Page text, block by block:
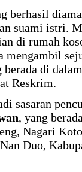
berhasil
suami istri.
di rumah
mengambil
berada di
Reskrim.
sasaran
, yang
Nagari
Duo,